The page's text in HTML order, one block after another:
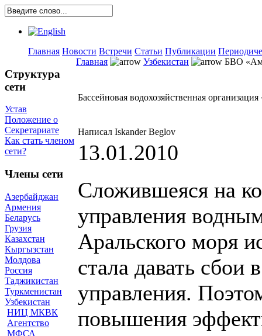
Главная Новости Встречи Статьи Публикации
Структура
сети
Устав
Положение о
Секретариате
Как стать членом
сети?
Члены сети
Азербайджан
Армения
Беларусь
Грузия
Казахстан
Кыргызстан
Молдова
Россия
Таджикистан
Туркменистан
Узбекистан
НИЦ МКВК
Агентство
МФСА
Главная Узбекистан БВО
Бассейновая водохозяйственная
Написал Iskander Beglov
13.01.2010
Сложившеяся на
управления
Аральского моря
стала давать сбои
управления.
повышения